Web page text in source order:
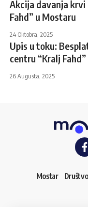
Akcija davanja
Fahd” u Mostaru
24 Oktobra, 2025
Upis u toku:
centru “Kralj
26 Augusta, 2025
Mostar Društvo